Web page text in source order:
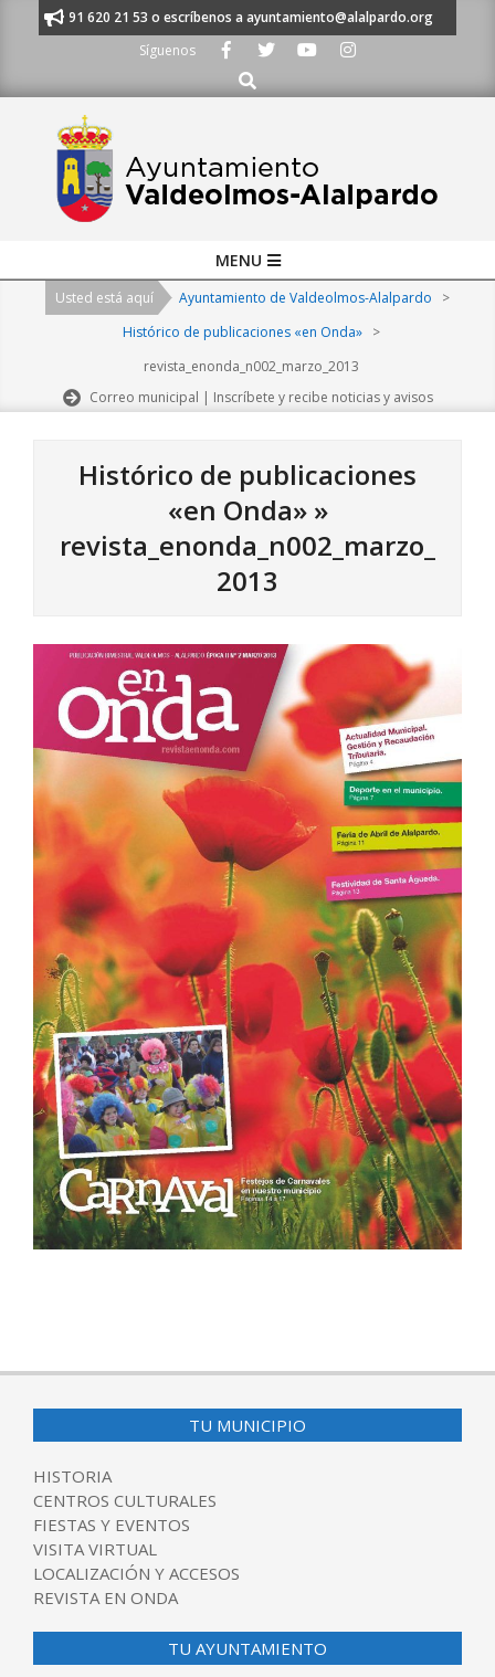
al 91 620 21 53 o escríbenos a ayuntamiento@alalpardo.org
Síguenos
Buscar
Navigation
MENU
Usted está aquí Ayuntamiento de Valdeolmos-Alalpardo
>
Histórico de publicaciones «en Onda»
>
revista_enonda_n002_marzo_2013
Correo municipal | Inscríbete y recibe noticias y avisos
Histórico de publicaciones
«en Onda» »
revista_enonda_n002_marzo_
2013
TU MUNICIPIO
HISTORIA
CENTROS CULTURALES
FIESTAS Y EVENTOS
VISITA VIRTUAL
LOCALIZACIÓN Y ACCESOS
REVISTA EN ONDA
TU AYUNTAMIENTO